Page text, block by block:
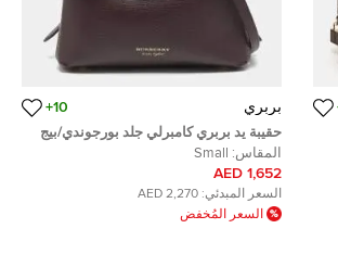
بربري 10+
حقيبة يد بربري كامبرلي جلد بورجوندي/بيج
صغيرة وقماش منزل تشيك
المقاس: Small
1,652 AED
السعر المبدئي: 2,270 AED
السعر المُخفض